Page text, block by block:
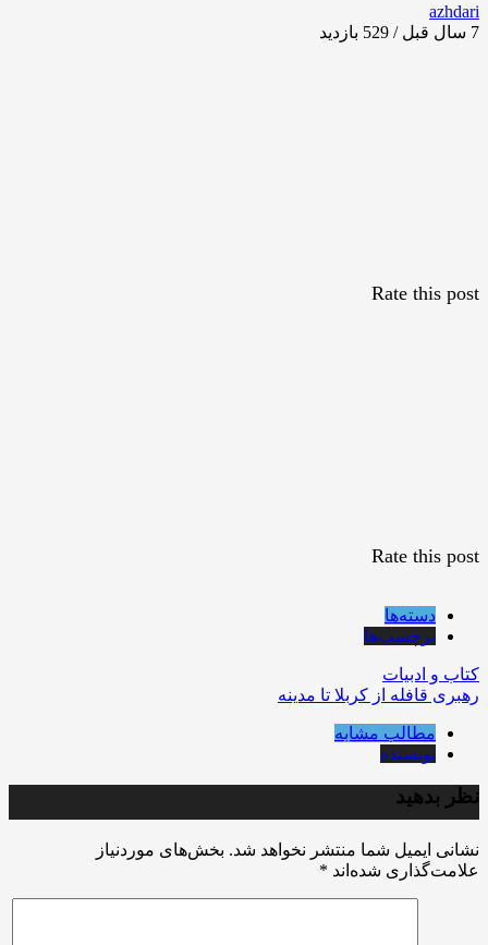
azhdari
7 سال قبل / 529
بازدید
Rate this post
Rate this post
دسته‌ها
برچسب‌ها
کتاب و ادبیات
رهبری قافله از کربلا تا مدینه
مطالب مشابه
نویسنده
نظر بدهید
نشانی ایمیل شما منتشر نخواهد شد. بخش‌های موردنیاز
علامت‌گذاری شده‌اند *